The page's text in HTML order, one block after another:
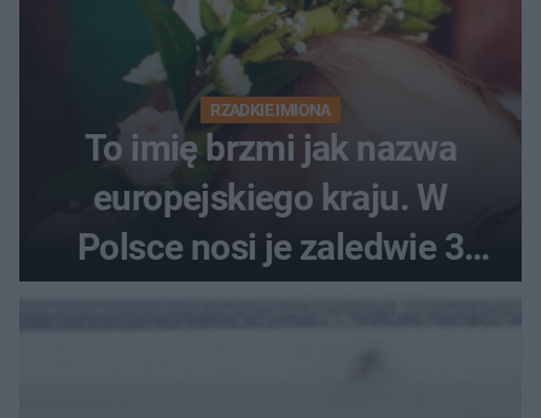
RZADKIE IMIONA
To imię brzmi jak nazwa
europejskiego kraju. W
Polsce nosi je zaledwie 3
kobiety